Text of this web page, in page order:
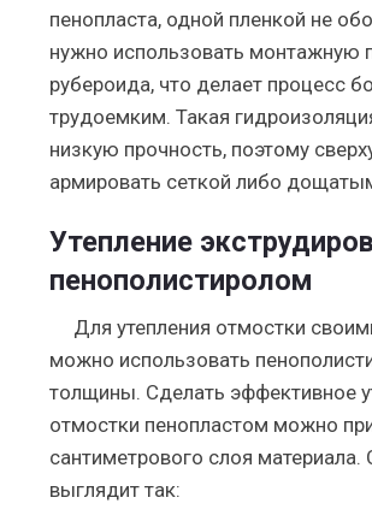
пенопласта, одной пленкой не
нужно использовать монтажную
рубероида, что делает процесс
трудоемким. Такая
низкую прочность, поэтому
армировать сеткой либо
Утепление
пенополистиролом
Для утепления отмостки
можно использовать
толщины. Сделать эффективное
отмостки пенопластом можно
сантиметрового слоя материала.
выглядит так: